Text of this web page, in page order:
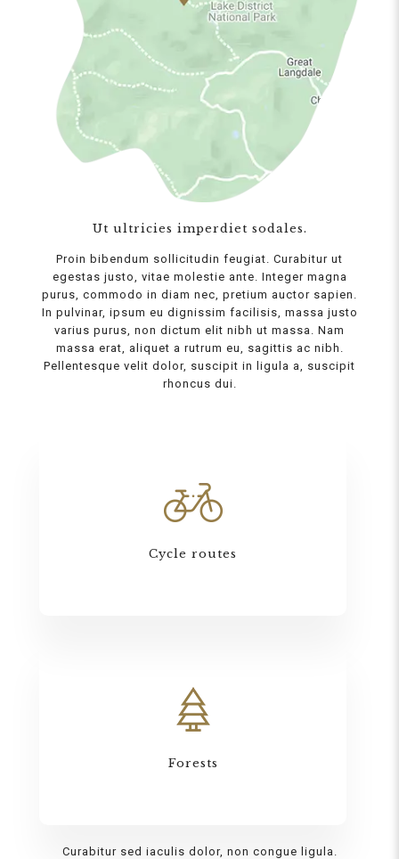
Ut ultricies imperdiet sodales.
Proin bibendum sollicitudin feugiat. Curabitur ut
egestas justo, vitae molestie ante. Integer magna
purus, commodo in diam nec, pretium auctor sapien.
In pulvinar, ipsum eu dignissim facilisis, massa justo
varius purus, non dictum elit nibh ut massa. Nam
massa erat, aliquet a rutrum eu, sagittis ac nibh.
Pellentesque velit dolor, suscipit in ligula a, suscipit
rhoncus dui.
Cycle routes
Forests
Curabitur sed iaculis dolor, non congue ligula.